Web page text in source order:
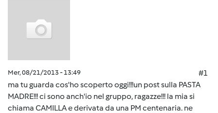
Mer, 08/21/2013 - 13:49
#1
ma tu guarda cos'ho scoperto oggi!!!un post sulla PASTA
MADRE!!! ci sono anch'io nel gruppo, ragazze!!! la mia si
chiama CAMILLA e derivata da una PM centenaria. ne